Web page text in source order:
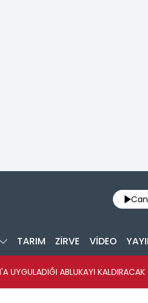
TARIM ZİRVE VİDEO
UYGULADIĞI ABLUKAYI KALDIRACAK